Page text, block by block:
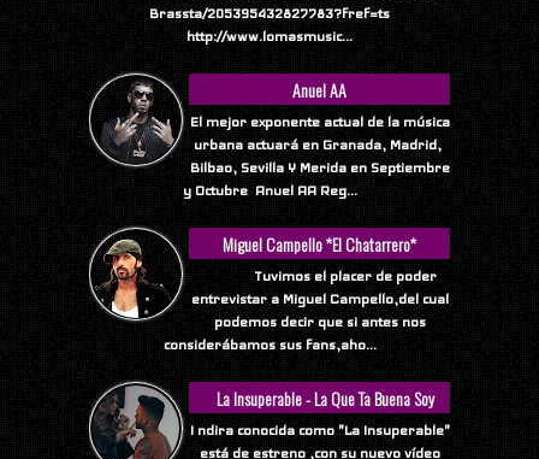
Brassta/205395432827783?fref=ts
http://www.lomasmusic...
Anuel AA
El mejor exponente actual de la música
urbana actuará en Granada, Madrid,
Bilbao, Sevilla Y Merida en Septiembre
y Octubre Anuel AA Reg...
Miguel Campello *El Chatarrero*
Tuvimos el placer de poder
entrevistar a Miguel Campello,del cual
podemos decir que si antes nos
considerábamos sus fans,aho...
La Insuperable - La Que Ta Buena Soy
Yo
I ndira conocida como "La Insuperable"
está de estreno ,con su nuevo vídeo